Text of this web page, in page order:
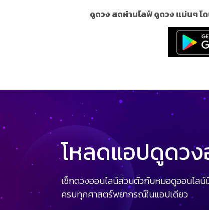
ดูดวง สดผ่านไลฟ์ ดูดวง แม่นๆ
โหลดแอปดูดว
เช็กดวงออนไลน์ส่วนตัวกับหมอดูออนไลน์
ครบทุกศาสตร์พยากรณ์ในแอปเดียว